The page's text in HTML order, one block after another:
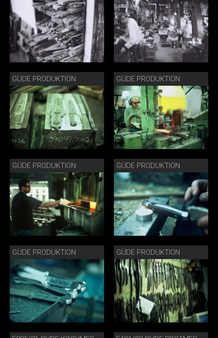
GÜDE PRODUKTION GÜDE PRODUKTION
GÜDE PRODUKTION GÜDE PRODUKTION
GÜDE PRODUKTION GÜDE PRODUKTION